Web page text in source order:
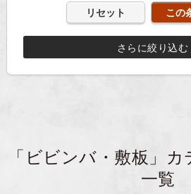
リセット
さらに絞り込む
「ビビンバ・敷板」
一覧